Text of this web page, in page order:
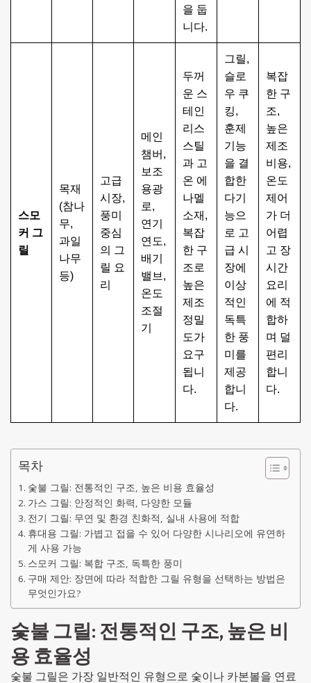
을 둡
니다.
스모
커 그
릴
목재
(참나
무,
과일
나무
등)
고급
시장,
풍미
중심
의 그
릴 요
리
메인
챔버,
보조
용광
로,
연기
연도,
배기
밸브,
온도
조절
기
두꺼
운 스
테인
리스
스틸
과 고
온 에
나멜
소재,
복잡
한 구
조로
높은
제조
정밀
도가
요구
됩니
다.
그릴,
슬로
우 쿠
킹,
훈제
기능
을 결
합한
다기
능으
로 고
급 시
장에
이상
적인
독특
한 풍
미를
제공
합니
다.
복잡
한 구
조,
높은
제조
비용,
온도
제어
가 더
어렵
고 장
시간
요리
에 적
합하
며 덜
편리
합니
다.
목차
숯불 그릴: 전통적인 구조, 높은 비용 효율성
가스 그릴: 안정적인 화력, 다양한 모듈
전기 그릴: 무연 및 환경 친화적, 실내 사용에 적합
휴대용 그릴: 가볍고 접을 수 있어 다양한 시나리오에 유연하
게 사용 가능
스모커 그릴: 복합 구조, 독특한 풍미
구매 제안: 장면에 따라 적합한 그릴 유형을 선택하는 방법은
무엇인가요?
숯불 그릴: 전통적인 구조, 높은 비
용 효율성
숯불 그릴은 가장 일반적인 유형으로 숯이나 카본볼을 연료